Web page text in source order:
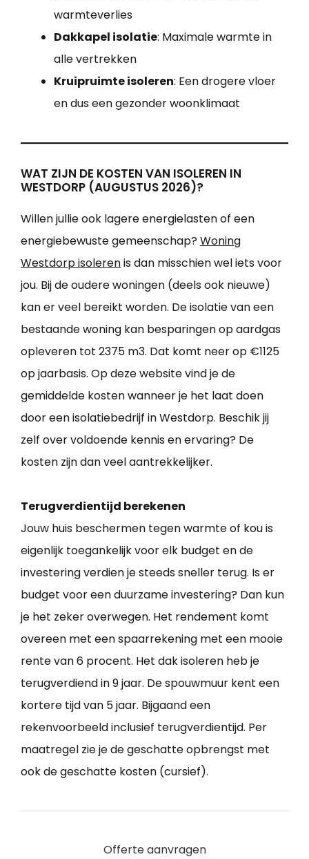
warmteverlies
Dakkapel isolatie: Maximale warmte in
alle vertrekken
Kruipruimte isoleren: Een drogere vloer
en dus een gezonder woonklimaat
WAT ZIJN DE KOSTEN VAN ISOLEREN IN
WESTDORP (AUGUSTUS 2026)?
Willen jullie ook lagere energielasten of een
energiebewuste gemeenschap? Woning
Westdorp isolerenis dan misschien wel iets voor
jou. Bij de oudere woningen (deels ook nieuwe)
kan er veel bereikt worden. De isolatie van een
bestaande woning kan besparingen op aardgas
opleveren tot 2375 m3. Dat komt neer op €1125
op jaarbasis. Op deze website vind je de
gemiddelde kosten wanneer je het laat doen
door een isolatiebedrijf in Westdorp. Beschik jij
zelf over voldoende kennis en ervaring? De
kosten zijn dan veel aantrekkelijker.
Terugverdientijd berekenen
Jouw huis beschermen tegen warmte of kou is
eigenlijk toegankelijk voor elk budget en de
investering verdien je steeds sneller terug. Is er
budget voor een duurzame investering? Dan kun
je het zeker overwegen. Het rendement komt
overeen met een spaarrekening met een mooie
rente van 6 procent. Het dak isoleren heb je
terugverdiend in 9 jaar. De spouwmuur kent een
kortere tijd van 5 jaar. Bijgaand een
rekenvoorbeeld inclusief terugverdientijd. Per
maatregel zie je de geschatte opbrengst met
ook de geschatte kosten (cursief).
Offerte aanvragen